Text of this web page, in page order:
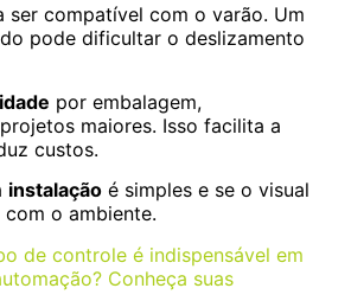
ser compatível com o varão. Um
pode dificultar o deslizamento
por embalagem,
maiores. Isso facilita a
custos.
instalação é simples e se o visual
o ambiente.
de controle é indispensável em
Conheça suas